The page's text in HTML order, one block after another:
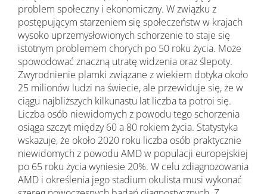
problem społeczny i ekonomiczny. W związku z
postępującym starzeniem się społeczeństw w krajach
wysoko uprzemysłowionych schorzenie to staje się
istotnym problemem chorych po 50 roku życia. Może
spowodować znaczną utratę widzenia oraz ślepoty.
Zwyrodnienie plamki związane z wiekiem dotyka około
25 milionów ludzi na świecie, ale przewiduje się, że w
ciągu najbliższych kilkunastu lat liczba ta potroi się.
Liczba osób niewidomych z powodu tego schorzenia
osiąga szczyt między 60 a 80 rokiem życia. Statystyka
wskazuje, że około 2020 roku liczba osób praktycznie
niewidomych z powodu AMD w populacji europejskiej
po 65 roku życia wyniesie 20%. W celu zdiagnozowania
AMD i określenia jego stadium okulista musi wykonać